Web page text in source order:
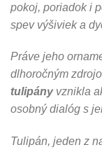
pokoj, poriadok i
spev výšiviek a
Práve jeho
dlhoročným
tulipányvznikla
osobný dialóg s
Tulipán, jeden z